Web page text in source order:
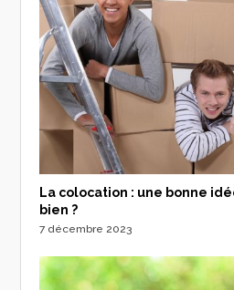
La colocation : une bonne
bien ?
7 décembre 2023